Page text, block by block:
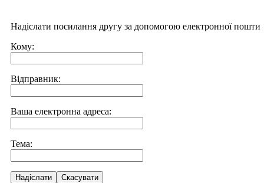
Надіслати посилання другу за допомогою електронної пошти
Кому:
Відправник:
Ваша електронна адреса:
Тема:
Надіслати Скасувати